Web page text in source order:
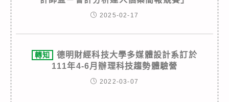
2025-02-17
轉知
德明財經科技大學多媒體設計系訂於
111年4-6月辦理科技趨勢體驗營
2022-03-07